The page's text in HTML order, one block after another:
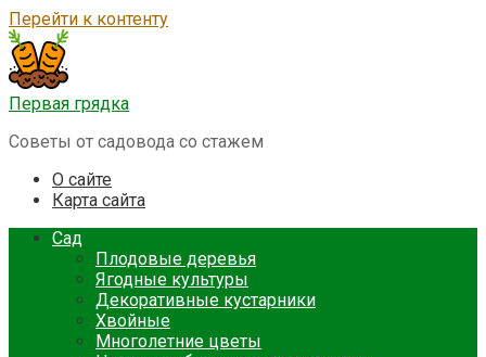
Перейти к контенту
Первая грядка
Советы от садовода со стажем
О сайте
Карта сайта
Сад
Плодовые деревья
Ягодные культуры
Декоративные кустарники
Хвойные
Многолетние цветы